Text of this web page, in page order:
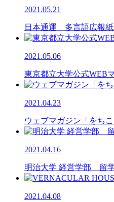
2021.05.21
日本通運 多言語広報紙
2021.05.06
東京都立大学公式WEB
2021.04.23
ウェブマガジン「をちこ
2021.04.16
明治大学 経営学部 留
2021.04.08